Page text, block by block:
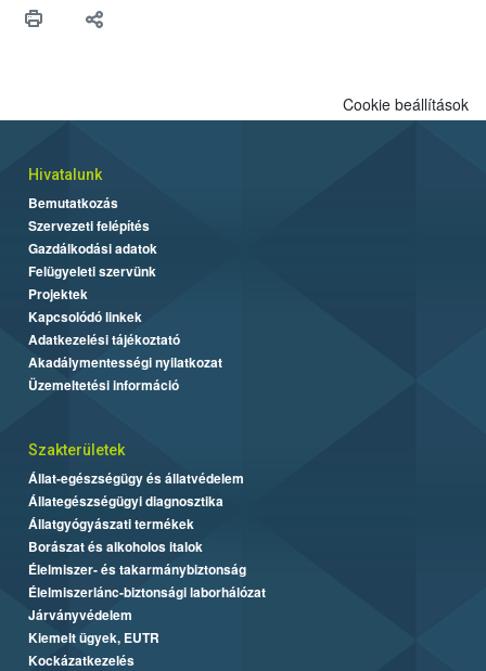
Cookie beállítások
Hivatalunk
Bemutatkozás
Szervezeti felépítés
Gazdálkodási adatok
Felügyeleti szervünk
Projektek
Kapcsolódó linkek
Adatkezelési tájékoztató
Akadálymentességi nyilatkozat
Üzemeltetési információ
Szakterületek
Állat-egészségügy és állatvédelem
Állategészségügyi diagnosztika
Állatgyógyászati termékek
Borászat és alkoholos italok
Élelmiszer- és takarmánybiztonság
Élelmiszerlánc-biztonsági laborhálózat
Járványvédelem
Kiemelt ügyek, EUTR
Kockázatkezelés